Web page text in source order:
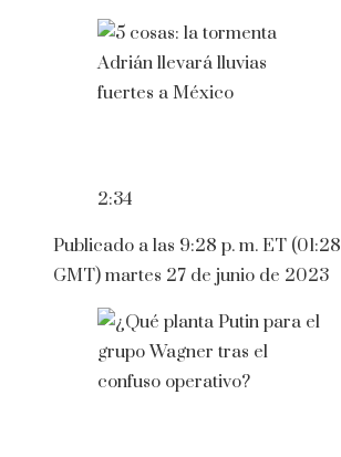
2:34
Publicado a las 9:28 p. m. ET (01:28
GMT) martes 27 de junio de 2023